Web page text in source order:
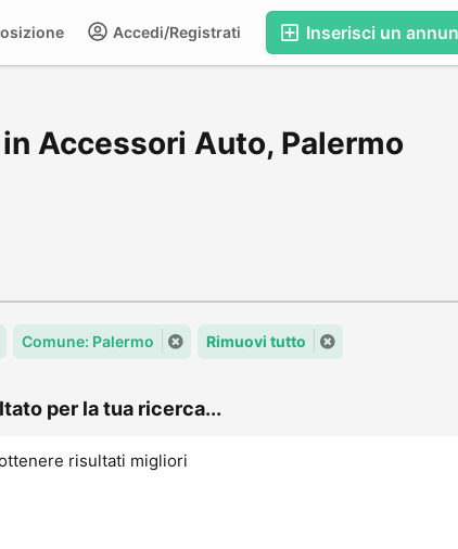
Inserisci un
Accedi/Registrati
Accessori Auto, Palermo
Comune: Palermo Rimuovi tutto
per la tua ricerca...
risultati migliori